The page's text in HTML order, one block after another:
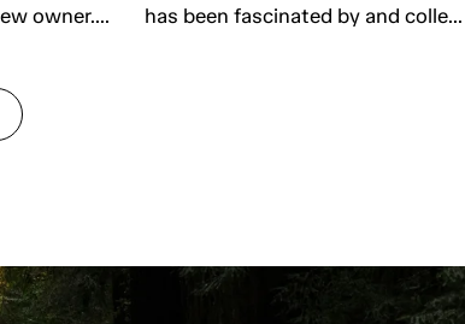
owner....
has been fascinated by and colle...